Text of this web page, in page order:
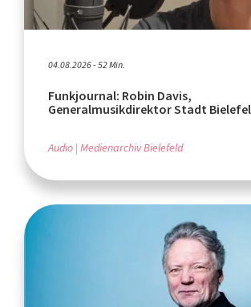
04.08.2026 - 52 Min.
Funkjournal: Robin Davis,
Generalmusikdirektor Stadt
Audio Medienarchiv Bielefeld